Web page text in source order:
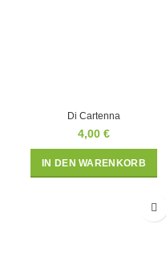
Di Cartenna
4,00 €
IN DEN WARENKORB